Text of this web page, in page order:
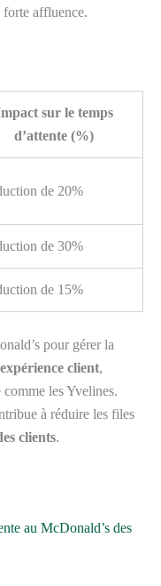
forte affluence.
sur le temps
d’attente (%)
de 20%
de 30%
de 15%
pour gérer la
expérience client,
les Yvelines.
à réduire les files
clients.
au McDonald’s des